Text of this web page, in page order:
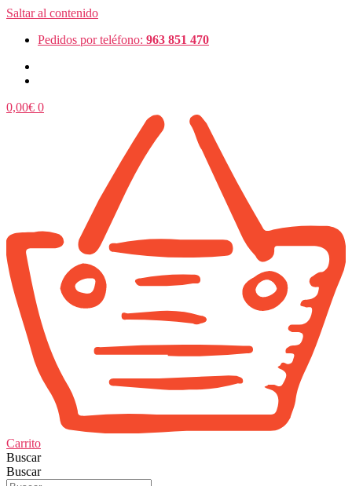
Saltar al contenido
Pedidos por teléfono: 963 851 470
0,00€ 0
Carrito
Buscar
Buscar